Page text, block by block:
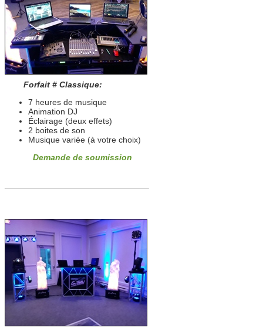
Forfait # Classique:
7 heures de musique
Animation DJ
Éclairage (deux effets)
2 boites de son
Musique variée (à votre choix)
Demande de soumission